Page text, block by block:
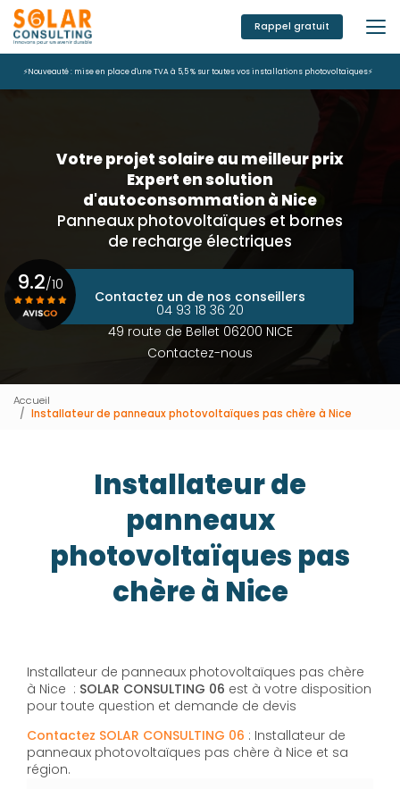
Aller
au
contenu
principal
⚡Nouveauté : mise en place d'une TVA à 5,5 % sur toutes vos installations photovoltaïques⚡
Rappel gratuit
Votre projet solaire au meilleur prix
Expert en solution
d'autoconsommation à Nice
Panneaux photovoltaïques et bornes
de recharge électriques
Contactez un de nos conseillers
04 93 18 36 20
49 route de Bellet 06200 NICE
Contactez-nous
9.2/10
Accueil
Installateur de panneaux photovoltaïques pas chère à Nice
Installateur de
panneaux
photovoltaïques pas
chère à Nice
Installateur de panneaux photovoltaïques pas chère
à Nice : SOLAR CONSULTING 06 est à votre disposition
pour toute question et demande de devis
Contactez SOLAR CONSULTING 06 : Installateur de
panneaux photovoltaïques pas chère à Nice et sa
région.